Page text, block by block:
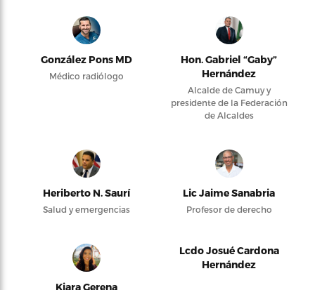
González Pons MD
Médico radiólogo
Hon. Gabriel “Gaby”
Hernández
Alcalde de Camuy y
presidente de la Federación
de Alcaldes
Heriberto N. Saurí
Salud y emergencias
Lic Jaime Sanabria
Profesor de derecho
Kiara Gerena
Lcdo Josué Cardona
Hernández